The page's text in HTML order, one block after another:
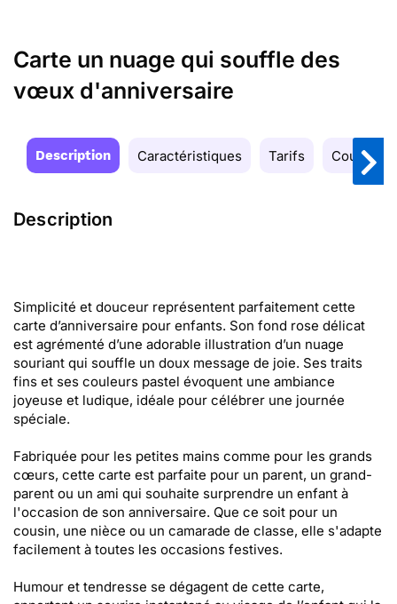
Carte un nuage qui souffle des
vœux d'anniversaire
Description Caractéristiques Tarifs Couleurs
Description
Simplicité et douceur représentent parfaitement cette
carte d’anniversaire pour enfants. Son fond rose délicat
est agrémenté d’une adorable illustration d’un nuage
souriant qui souffle un doux message de joie. Ses traits
fins et ses couleurs pastel évoquent une ambiance
joyeuse et ludique, idéale pour célébrer une journée
spéciale.
Fabriquée pour les petites mains comme pour les grands
cœurs, cette carte est parfaite pour un parent, un grand-
parent ou un ami qui souhaite surprendre un enfant à
l'occasion de son anniversaire. Que ce soit pour un
cousin, une nièce ou un camarade de classe, elle s'adapte
facilement à toutes les occasions festives.
Humour et tendresse se dégagent de cette carte,